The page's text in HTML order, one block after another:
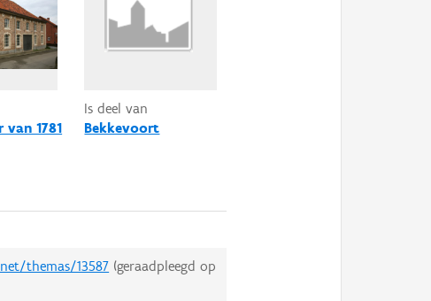
van 1781
Is deel van
Bekkevoort
themas/13587 (geraadpleegd op